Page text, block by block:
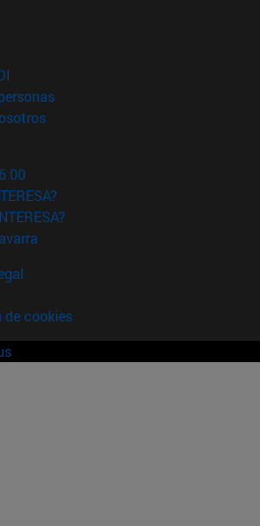
en nueva ventana)
(abre en nueva ventana)
(abre en nueva ventana)
00
de cookies